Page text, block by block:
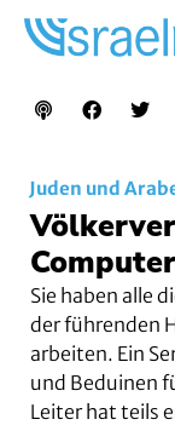
Juden und
Sie haben alle
der führenden
arbeiten. Ein
und Beduinen
Leiter hat teils